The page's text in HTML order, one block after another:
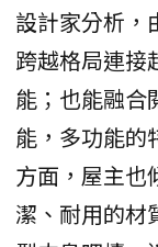
設計家分析，
跨越格局連接
能；也能融合
能，多功能的
方面，屋主也
潔、耐用的材